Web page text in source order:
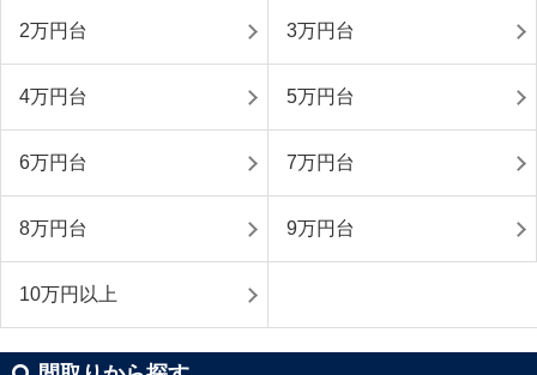
2万円台 3万円台
4万円台 5万円台
6万円台 7万円台
8万円台 9万円台
10万円以上